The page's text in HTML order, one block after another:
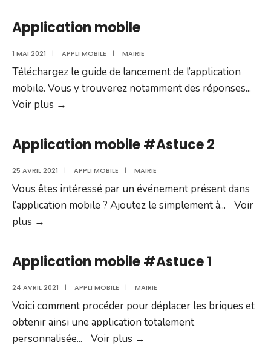
#Astuce
3
Application mobile
1 MAI 2021 | APPLI MOBILE | MAIRIE
Téléchargez le guide de lancement de l’application
mobile. Vous y trouverez notamment des réponses...
Voir plus →
Application mobile #Astuce 2
25 AVRIL 2021 | APPLI MOBILE | MAIRIE
Vous êtes intéressé par un événement présent dans
l’application mobile ? Ajoutez le simplement à...
Voir
plus →
#Astuce
2
Application mobile #Astuce 1
24 AVRIL 2021 | APPLI MOBILE | MAIRIE
Voici comment procéder pour déplacer les briques et
obtenir ainsi une application totalement
personnalisée... Voir plus →